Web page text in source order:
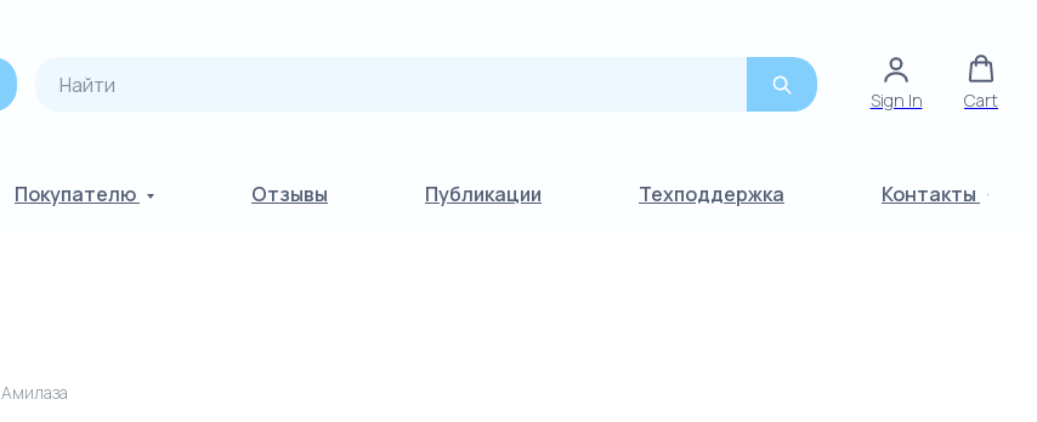
Sign In Cart
Покупателю Отзывы Публикации Техподдержка Контакты
Амилаза